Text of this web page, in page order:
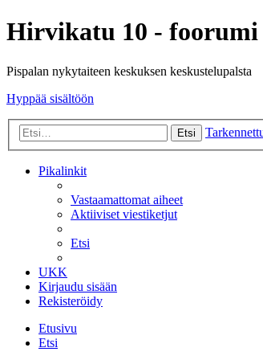
Hirvikatu 10 - foorumi
Pispalan nykytaiteen keskuksen keskustelupalsta
Hyppää sisältöön
Etsi
Pikalinkit
Vastaamattomat aiheet
Aktiiviset viestiketjut
Etsi
UKK
Kirjaudu sisään
Rekisteröidy
Etusivu
Etsi